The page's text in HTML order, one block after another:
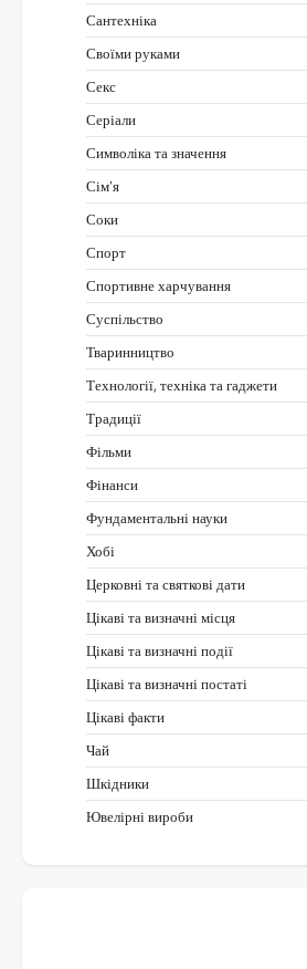
Сантехніка
Своїми руками
Секс
Серіали
Символіка та значення
Сім’я
Соки
Спорт
Спортивне харчування
Суспільство
Тваринництво
Технології, техніка та гаджети
Традиції
Фільми
Фінанси
Фундаментальні науки
Хобі
Церковні та святкові дати
Цікаві та визначні місця
Цікаві та визначні події
Цікаві та визначні постаті
Цікаві факти
Чай
Шкідники
Ювелірні вироби